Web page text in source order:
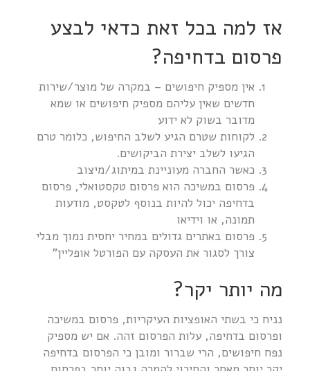
אז למה בכל זאת כדאי לבצע
פרסום בדחיפה?
אין מספיק חיפושים – במקרה של מוצר/שירות
חדשים שאין עליהם מספיק חיפושים או שמא
מדובר בשוק לא ידוע
לקוחות שטרם הגיע לשלב החיפוש, כלומר טרם
הגיעו לשלב יצירת הביקושים.
כאשר החברה מעוניינת במיתוג/מיצוב
פרסום במשיכה הוא פרסום טקסטואלי, פרסום
בדחיפה יכול להיות בנוסף לטקסט, מודעות
תמונה, או וידיאו
פרסום באתרים גדולים במחיר יחסית נמוך מבלי
צורך לסגור את העסקה עם הפורטל אופליין"
מה יותר יקר?
נניח כי בשתי האופציות העיקריות, פרסום במשיכה
ופרסום בדחיפה, עלות הפרסום זהה. אם יש מספיק
נפח חיפושים, הרי שברור ומובן כי הפרסום בדחיפה